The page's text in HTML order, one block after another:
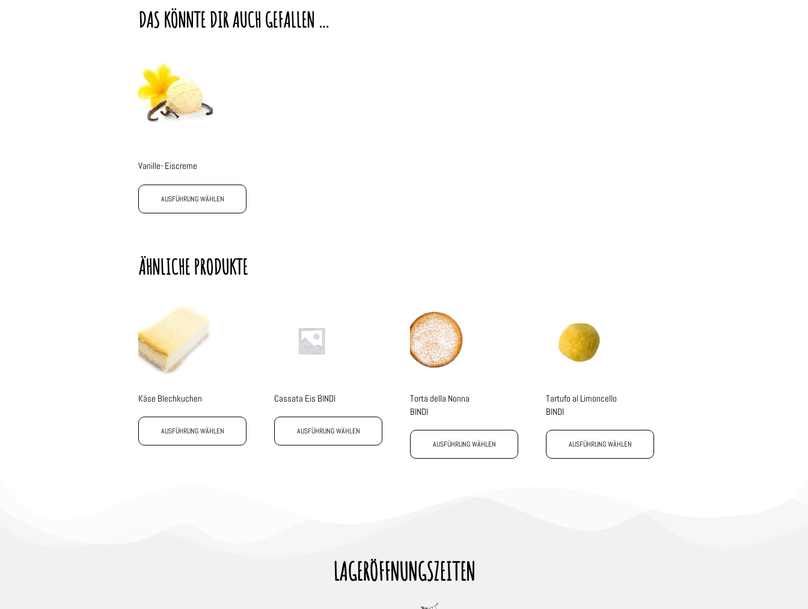
DAS KÖNNTE DIR AUCH GEFALLEN …
Vanille- Eiscreme
AUSFÜHRUNG WÄHLEN
ÄHNLICHE PRODUKTE
Käse Blechkuchen
AUSFÜHRUNG WÄHLEN
Cassata Eis BINDI
AUSFÜHRUNG WÄHLEN
Torta della Nonna
BINDI
AUSFÜHRUNG WÄHLEN
Tartufo al Limoncello
BINDI
AUSFÜHRUNG WÄHLEN
LAGERÖFFNUNGSZEITEN